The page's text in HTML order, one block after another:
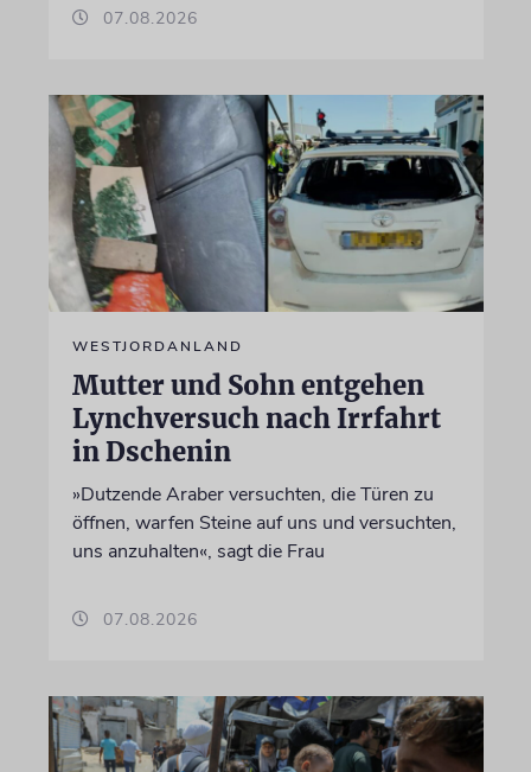
07.08.2026
WESTJORDANLAND
Mutter und Sohn entgehen
Lynchversuch nach Irrfahrt
in Dschenin
»Dutzende Araber versuchten, die Türen zu
öffnen, warfen Steine auf uns und versuchten,
uns anzuhalten«, sagt die Frau
07.08.2026